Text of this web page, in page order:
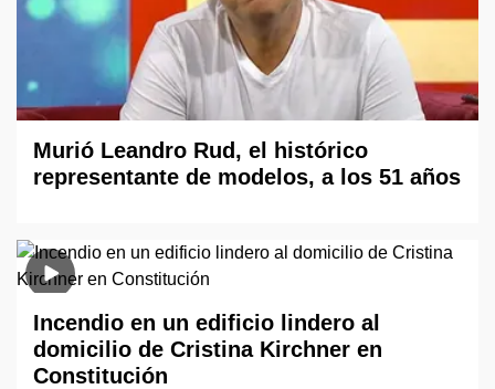
Murió Leandro Rud, el histórico
representante de modelos, a los 51 años
Incendio en un edificio lindero al
domicilio de Cristina Kirchner en
Constitución